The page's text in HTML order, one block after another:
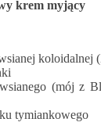
krem myjący
koloidalnej
(mój z
tymiankowego